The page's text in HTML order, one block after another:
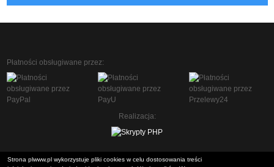
Płatności obsługiwane przez:
Realizacja:
Strona plwww.pl wykorzystuje pliki cookies w celu dostosowania treści